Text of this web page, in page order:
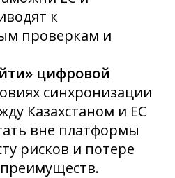
к
проверкам и
цифровой
синхронизации
Казахстаном и ЕС
вне платформы
рисков и потере